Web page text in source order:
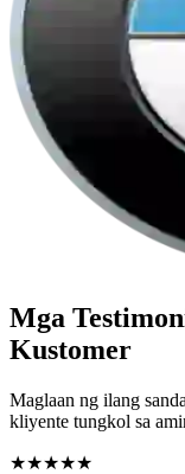
Mga
Kustomer
Maglaan ng ilang
kliyente tungkol sa
★★★★★